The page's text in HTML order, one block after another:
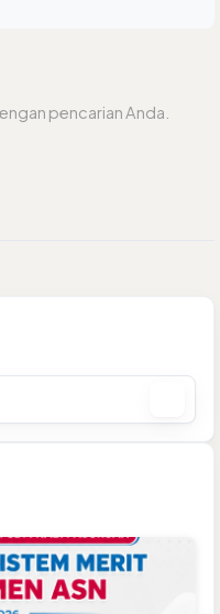
pencarian Anda.